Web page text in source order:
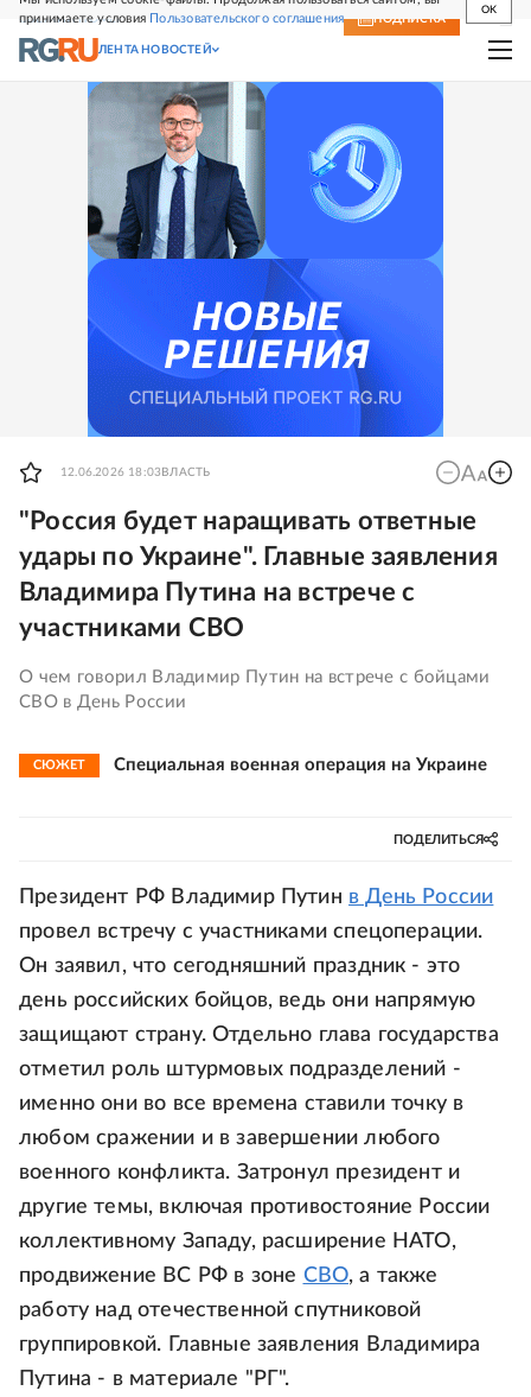
принимаете условия Пользовательского соглашения
OK
СВЕЖИЙ НОМЕР ПОДПИСКА
ЛЕНТА НОВОСТЕЙ
12.06.2026 18:03 ВЛАСТЬ
"Россия будет наращивать ответные
удары по Украине". Главные заявления
Владимира Путина на встрече с
участниками СВО
О чем говорил Владимир Путин на встрече с бойцами
СВО в День России
СЮЖЕТ Специальная военная операция на Украине
ПОДЕЛИТЬСЯ
Президент РФ Владимир Путин в День России
провел встречу с участниками спецоперации.
Он заявил, что сегодняшний праздник - это
день российских бойцов, ведь они напрямую
защищают страну. Отдельно глава государства
отметил роль штурмовых подразделений -
именно они во все времена ставили точку в
любом сражении и в завершении любого
военного конфликта. Затронул президент и
другие темы, включая противостояние России
коллективному Западу, расширение НАТО,
продвижение ВС РФ в зоне СВО, а также
работу над отечественной спутниковой
группировкой. Главные заявления Владимира
Путина - в материале "РГ".